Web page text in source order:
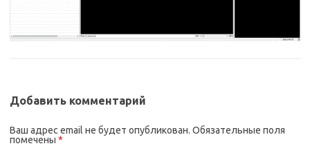
Добавить комментарий
Ваш адрес email не будет опубликован. Обязательные поля
помечены *